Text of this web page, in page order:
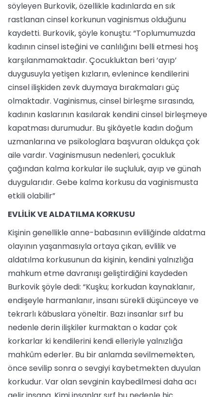
söyleyen Burkovik, özellikle kadınlarda en sık
rastlanan cinsel korkunun vaginismus olduğunu
kaydetti. Burkovik, şöyle konuştu: “Toplumumuzda
kadının cinsel isteğini ve canlılığını belli etmesi hoş
karşılanmamaktadır. Çocukluktan beri ‘ayıp’
duygusuyla yetişen kızların, evlenince kendilerini
cinsel ilişkiden zevk duymaya bırakmaları güç
olmaktadır. Vaginismus, cinsel birleşme sırasında,
kadının kaslarının kasılarak kendini cinsel birleşmeye
kapatması durumudur. Bu şikâyetle kadın doğum
uzmanlarına ve psikologlara başvuran oldukça çok
aile vardır. Vaginismusun nedenleri, çocukluk
çağından kalma korkular ile suçluluk, ayıp ve günah
duygularıdır. Gebe kalma korkusu da vaginismusta
etkili olabilir”
EVLİLİK VE ALDATILMA KORKUSU
Kişinin genellikle anne-babasının evliliğinde aldatma
olayının yaşanmasıyla ortaya çıkan, evlilik ve
aldatılma korkusunun da kişinin, kendini yalnızlığa
mahkum etme davranışı geliştirdiğini kaydeden
Burkovik şöyle dedi: “Kuşku; korkudan kaynaklanır,
endişeyle harmanlanır, insanı sürekli düşünceye ve
tekrarlı kâbuslara yöneltir. Bazı insanlar sırf bu
nedenle derin ilişkiler kurmaktan o kadar çok
korkarlar ki kendilerini kendi elleriyle yalnızlığa
mahkûm ederler. Bu bir anlamda sevilmemekten,
önce sevilip sonra o sevgiyi kaybetmekten duyulan
korkudur. Var olan sevginin kaybedilmesi daha acı